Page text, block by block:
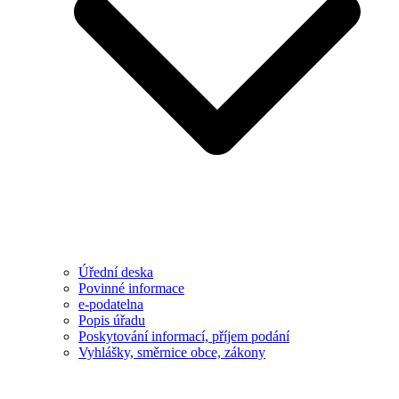
Úřední deska
Povinné informace
e-podatelna
Popis úřadu
Poskytování informací, příjem podání
Vyhlášky, směrnice obce, zákony